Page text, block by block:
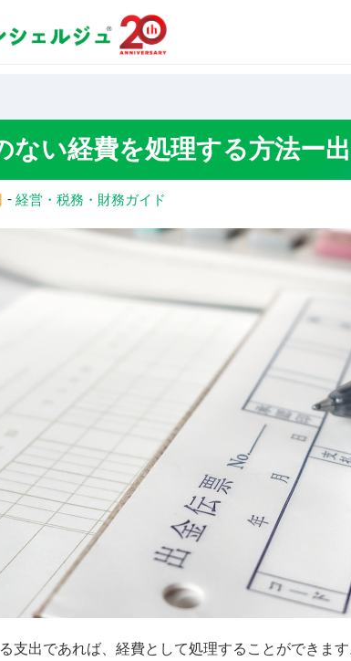
領収書のない経費を処理する方法ー出金伝票を使っ
ない経費を処理する方法ー
- 経営・税務・財務ガイド
支出であれば、経費として処理することができま